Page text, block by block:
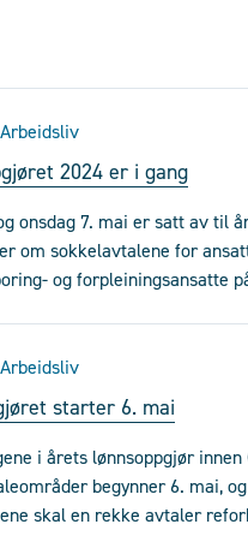
Arbeidsliv
2024 er i gang
onsdag 7. mai er satt av til
om sokkelavtalene for
og forpleiningsansatte
Arbeidsliv
starter 6. mai
i årets lønnsoppgjør innen
begynner 6. mai,
skal en rekke avtaler